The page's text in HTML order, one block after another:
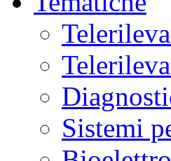
Sistemi